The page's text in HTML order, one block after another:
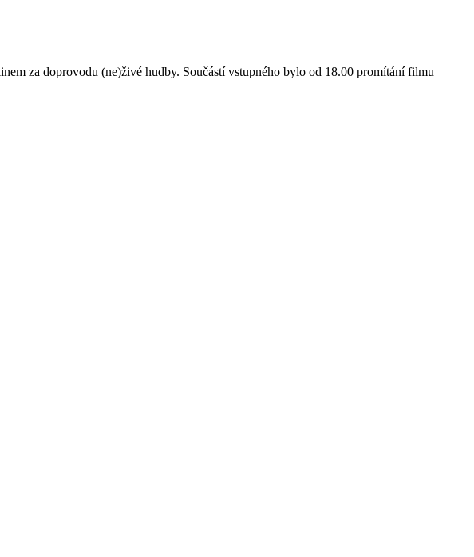
za doprovodu (ne)živé hudby. Součástí vstupného bylo od 18.00 promítání filmu